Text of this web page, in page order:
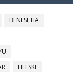
BENI SETIA
FILESKI